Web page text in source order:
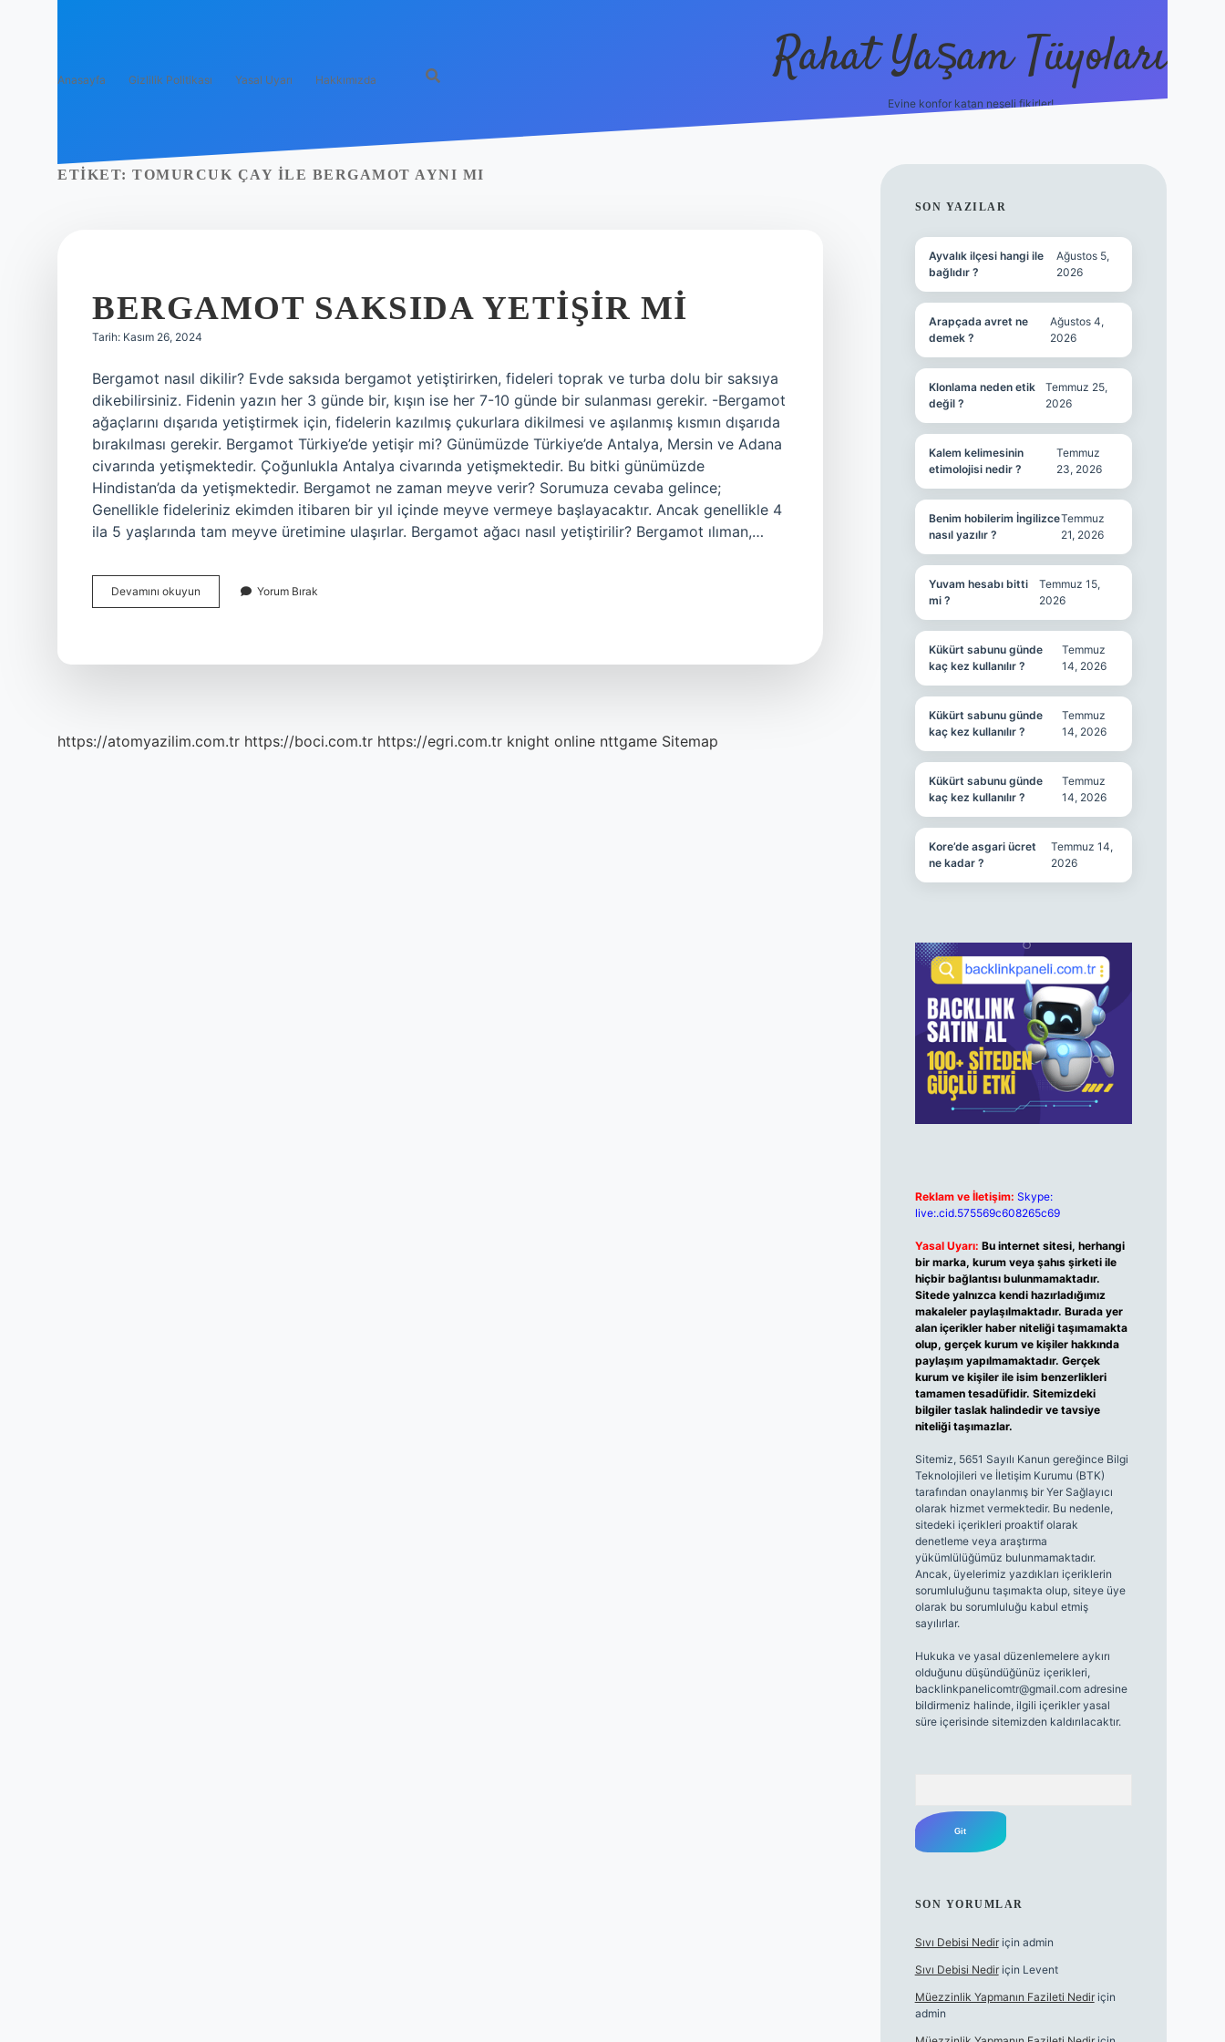
Anasayfa Gizlilik Politikası Yasal Uyarı Hakkımızda Rahat Yaşam Tüyoları
Evine konfor katan neşeli fikirler!
ETIKET: TOMURCUK ÇAY ILE BERGAMOT AYNI MI
BERGAMOT SAKSIDA YETIŞIR MI
Tarih: Kasım 26, 2024
Bergamot nasıl dikilir? Evde saksıda bergamot yetiştirirken, fideleri toprak ve turba dolu bir saksıya
dikebilirsiniz. Fidenin yazın her 3 günde bir, kışın ise her 7-10 günde bir sulanması gerekir. -Bergamot
ağaçlarını dışarıda yetiştirmek için, fidelerin kazılmış çukurlara dikilmesi ve aşılanmış kısmın dışarıda
bırakılması gerekir. Bergamot Türkiye’de yetişir mi? Günümüzde Türkiye’de Antalya, Mersin ve Adana
civarında yetişmektedir. Çoğunlukla Antalya civarında yetişmektedir. Bu bitki günümüzde
Hindistan’da da yetişmektedir. Bergamot ne zaman meyve verir? Sorumuza cevaba gelince;
Genellikle fideleriniz ekimden itibaren bir yıl içinde meyve vermeye başlayacaktır. Ancak genellikle 4
ila 5 yaşlarında tam meyve üretimine ulaşırlar. Bergamot ağacı nasıl yetiştirilir? Bergamot ılıman,…
Devamını okuyun Bergamot
Saksıda
Yorum Bırak
https://atomyazilim.com.tr https://boci.com.tr https://egri.com.tr knight online nttgame Sitemap
SIDEBAR
SON YAZILAR
Ayvalık ilçesi hangi ile
bağlıdır ?
Ağustos 5,
2026
Arapçada avret ne
demek ?
Ağustos 4,
2026
Klonlama neden etik
değil ?
Temmuz 25,
2026
Kalem kelimesinin
etimolojisi nedir ?
Temmuz
23, 2026
Benim hobilerim İngilizce
nasıl yazılır ?
Temmuz
21, 2026
Yuvam hesabı bitti
mi ?
Temmuz 15,
2026
Kükürt sabunu günde
kaç kez kullanılır ?
Temmuz
14, 2026
Kükürt sabunu günde
kaç kez kullanılır ?
Temmuz
14, 2026
Kükürt sabunu günde
kaç kez kullanılır ?
Temmuz
14, 2026
Kore’de asgari ücret
ne kadar ?
Temmuz 14,
2026
Reklam ve İletişim: Skype:
live:.cid.575569c608265c69
Yasal Uyarı: Bu internet sitesi, herhangi
bir marka, kurum veya şahıs şirketi ile
hiçbir bağlantısı bulunmamaktadır.
Sitede yalnızca kendi hazırladığımız
makaleler paylaşılmaktadır. Burada yer
alan içerikler haber niteliği taşımamakta
olup, gerçek kurum ve kişiler hakkında
paylaşım yapılmamaktadır. Gerçek
kurum ve kişiler ile isim benzerlikleri
tamamen tesadüfidir. Sitemizdeki
bilgiler taslak halindedir ve tavsiye
niteliği taşımazlar.
Sitemiz, 5651 Sayılı Kanun gereğince Bilgi
Teknolojileri ve İletişim Kurumu (BTK)
tarafından onaylanmış bir Yer Sağlayıcı
olarak hizmet vermektedir. Bu nedenle,
sitedeki içerikleri proaktif olarak
denetleme veya araştırma
yükümlülüğümüz bulunmamaktadır.
Ancak, üyelerimiz yazdıkları içeriklerin
sorumluluğunu taşımakta olup, siteye üye
olarak bu sorumluluğu kabul etmiş
sayılırlar.
Hukuka ve yasal düzenlemelere aykırı
olduğunu düşündüğünüz içerikleri,
backlinkpanelicomtr@gmail.comadresine
bildirmeniz halinde, ilgili içerikler yasal
süre içerisinde sitemizden kaldırılacaktır.
SON YORUMLAR
Sıvı Debisi Nediriçin admin
Sıvı Debisi Nediriçin Levent
Müezzinlik Yapmanın Fazileti Nediriçin
admin
ilbet canlı maç